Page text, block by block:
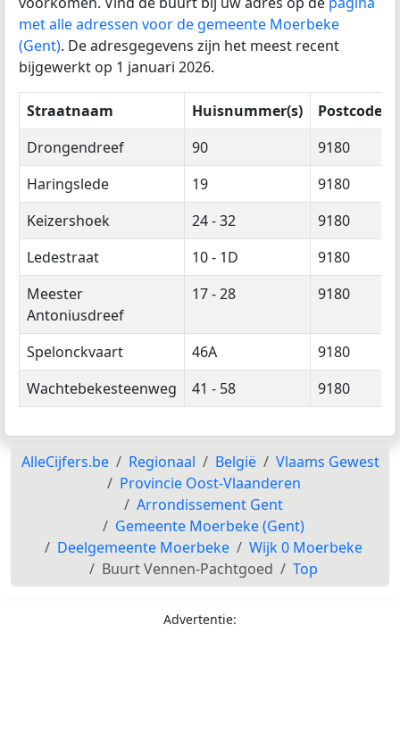
met alle adressen voor de gemeente Moerbeke
(Gent). De adresgegevens zijn het meest recent
bijgewerkt op 1 januari 2026.
Straatnaam Huisnummer(s)
Postcode(s)
Drongendreef
90
9180
Haringslede
19
9180
Keizershoek
24 - 32
9180
Ledestraat
10 - 1D
9180
Meester
Antoniusdreef
17 - 28 9180
Spelonckvaart 46A
9180
Wachtebekesteenweg
41 - 58 9180
AlleCijfers.be Regionaal België
Vlaams Gewest
Provincie Oost-Vlaanderen
Arrondissement Gent
Gemeente Moerbeke (Gent)
Deelgemeente Moerbeke
Wijk 0 Moerbeke
Buurt Vennen-Pachtgoed
Top
Advertentie: